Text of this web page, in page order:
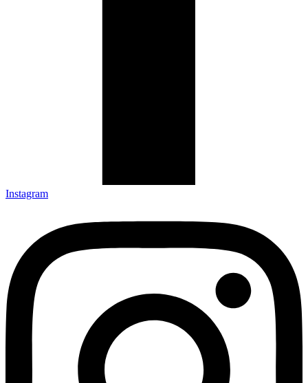
Instagram